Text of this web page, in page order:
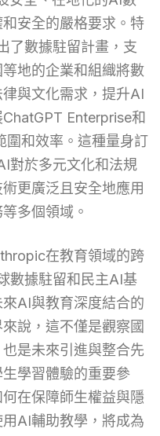
安全的嚴格要求。特
了數據駐留計畫，支
地的企業和組織將數
與文化需求，提升AI
Enterprise和
圍和效率。這種量身訂
對於多元文化和法規
更廣泛且安全地應用
多個領域。
在教育領域的跨
數據駐留和民主AI基
AI與教育深度結合的
說，這不僅是觀察國
是未來引進與整合先
學習體驗的重要參
在保障師生權益與隱
AI輔助教學，將成為